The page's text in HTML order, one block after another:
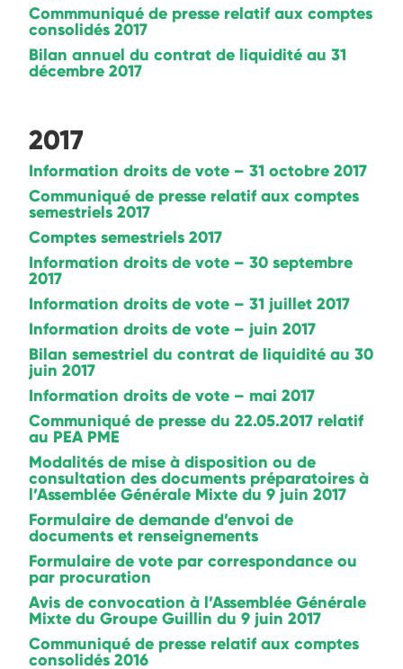
Commmuniqué de presse relatif aux comptes
consolidés 2017
Bilan annuel du contrat de liquidité au 31
décembre 2017
2017
Information droits de vote – 31 octobre 2017
Communiqué de presse relatif aux comptes
semestriels 2017
Comptes semestriels 2017
Information droits de vote – 30 septembre
2017
Information droits de vote – 31 juillet 2017
Information droits de vote – juin 2017
Bilan semestriel du contrat de liquidité au 30
juin 2017
Information droits de vote – mai 2017
Communiqué de presse du 22.05.2017 relatif
au PEA PME
Modalités de mise à disposition ou de
consultation des documents préparatoires à
l’Assemblée Générale Mixte du 9 juin 2017
Formulaire de demande d’envoi de
documents et renseignements
Formulaire de vote par correspondance ou
par procuration
Avis de convocation à l’Assemblée Générale
Mixte du Groupe Guillin du 9 juin 2017
Communiqué de presse relatif aux comptes
consolidés 2016